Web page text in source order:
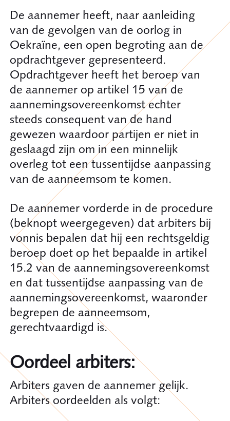
De aannemer heeft, naar aanleiding
van de gevolgen van de oorlog in
Oekraïne, een open begroting aan de
opdrachtgever gepresenteerd.
Opdrachtgever heeft het beroep van
de aannemer op artikel 15 van de
aannemingsovereenkomst echter
steeds consequent van de hand
gewezen waardoor partijen er niet in
geslaagd zijn om in een minnelijk
overleg tot een tussentijdse aanpassing
van de aanneemsom te komen.
De aannemer vorderde in de procedure
(beknopt weergegeven) dat arbiters bij
vonnis bepalen dat hij een rechtsgeldig
beroep doet op het bepaalde in artikel
15.2 van de aannemingsovereenkomst
en dat tussentijdse aanpassing van de
aannemingsovereenkomst, waaronder
begrepen de aanneemsom,
gerechtvaardigd is.
Oordeel arbiters:
Arbiters gaven de aannemer gelijk.
Arbiters oordeelden als volgt: